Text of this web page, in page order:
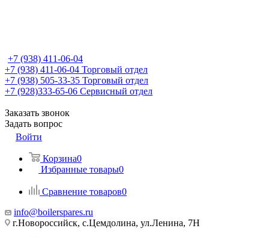
+7 (938) 411-06-04
+7 (938) 411-06-04 Торговый отдел
+7 (938) 505-33-35 Торговый отдел
+7 (928)333-65-06 Сервисный отдел
Заказать звонок
Задать вопрос
Войти
Корзина0
Избранные товары0
Сравнение товаров0
info@boilerspares.ru
г.Новороссийск, с.Цемдолина, ул.Ленина, 7Н